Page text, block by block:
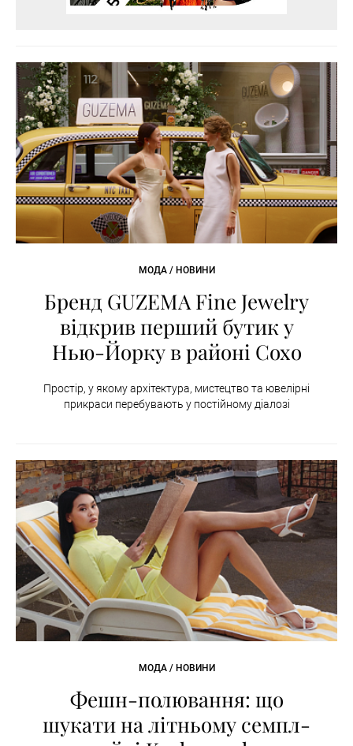
МОДА / НОВИНИ
Бренд GUZEMA Fine Jewelry
відкрив перший бутик у
Нью-Йорку в районі Сохо
Простір, у якому архітектура, мистецтво та ювелірні
прикраси перебувають у постійному діалозі
МОДА / НОВИНИ
Фешн-полювання: що
шукати на літньому семпл-